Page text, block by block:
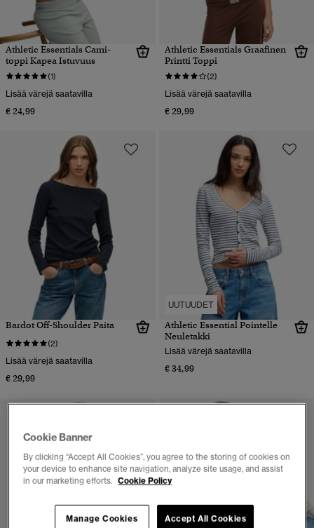
Athletic Essentials Cami-
toppi Kapea Istuvuus
(1)
Lisää värejä saatavilla
€ 24,99
Athletic Essentials Graafinen
Printti Toppi
(2)
Lisää värejä saatavilla
€ 29,99
Bardot Off-Shoulder Paita
(2)
Lisää värejä saatavilla
€ 29,99
UUTUUDET
Athletic Essential Pointelle
Neuletakki
Lisää värejä saatavilla
€ 34,99
Cookie Banner
By clicking “Accept All Cookies”, you agree to the storing of cookies on
your device to enhance site navigation, analyze site usage, and assist
in our marketing efforts. Cookie Policy
Accept All Cookies
Manage Cookies